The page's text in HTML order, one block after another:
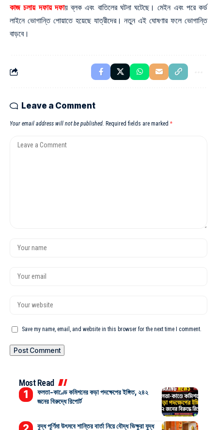
কাজ চলায় দফায় দফায় ব্লক এবং বাতিলের ঘটনা ঘটেছে। মেইন এবং পরে কর্ড
লাইনে ভোগান্তি পোয়াতে হয়েছে যাত্রীদের। নতুন এই ঘোষণার ফলে ভোগান্তি
বাড়বে।
Leave a Comment
Your email address will not be published. Required fields are marked *
Save my name, email, and website in this browser for the next time I comment.
Most Read
ফলতা-কাণ্ডে কমিশনের কড়া পদক্ষেপের ইঙ্গিত, ২৪২
জনের বিরুদ্ধে রিপোর্ট
বুদ্ধ পূর্ণিমা উৎসবে শান্তির বার্তা নিয়ে বৌদ্ধ ভিক্ষুরা যুদ্ধ